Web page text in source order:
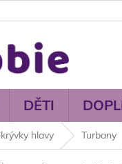
DĚTI
hlavy Turbany